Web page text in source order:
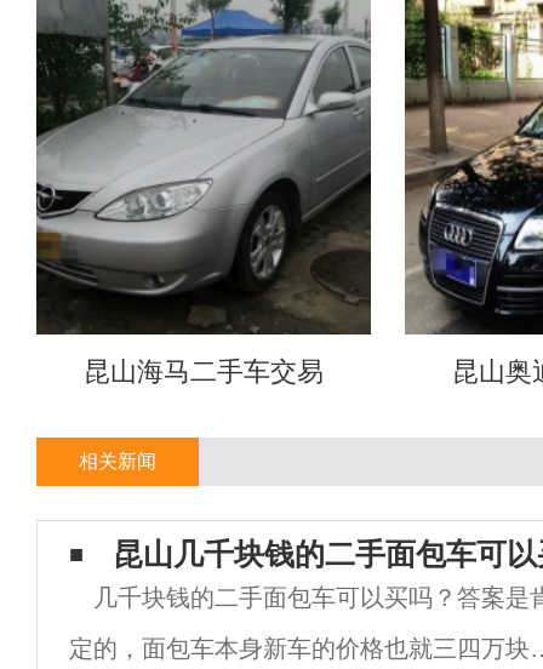
昆山海马二手车交易 昆山奥
相关新闻
昆山几千块钱的二手面包车可
几千块钱的二手面包车可以买吗？答案是
定的，面包车本身新车的价格也就三四万块